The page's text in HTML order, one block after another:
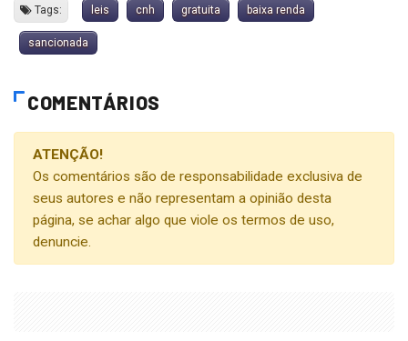
Tags: leis cnh gratuita baixa renda
sancionada
COMENTÁRIOS
ATENÇÃO!
Os comentários são de responsabilidade exclusiva de
seus autores e não representam a opinião desta
página, se achar algo que viole os termos de uso,
denuncie.